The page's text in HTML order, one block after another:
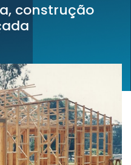
construção